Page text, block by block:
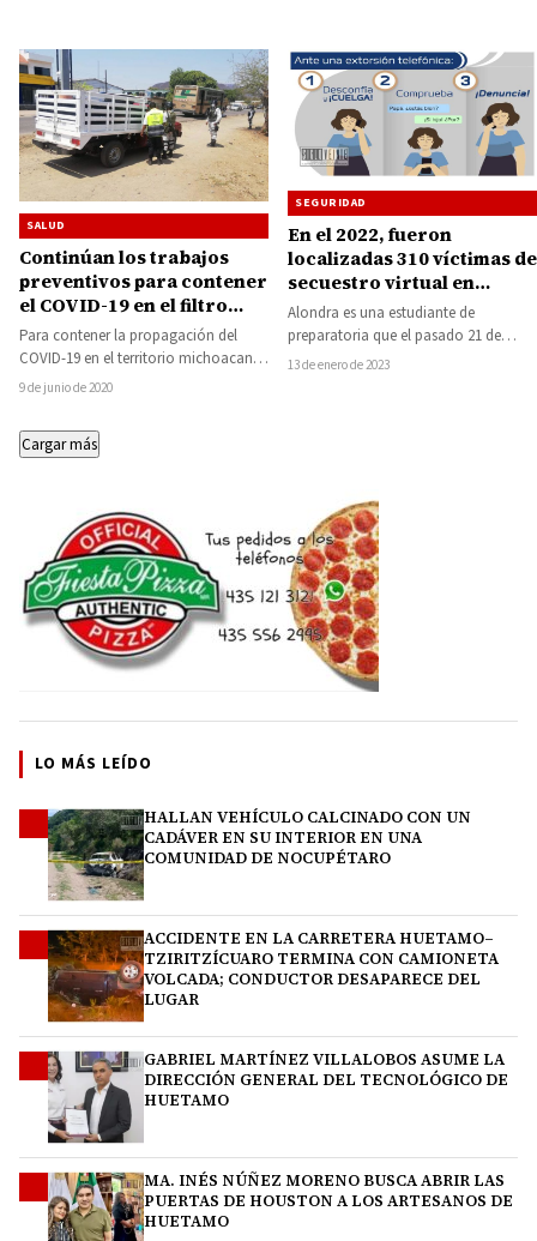
SALUD
Continúan los trabajos
preventivos para contener
el COVID-19 en el filtro
sanitario de Riva Palacio
Para contener la propagación del
COVID-19 en el territorio michoacano,
la Secretaría de Seguridad Pública
9 de junio de 2020
SEGURIDAD
En el 2022, fueron
localizadas 310 víctimas de
secuestro virtual en
Michoacán, se evitó el
pago de más de 63 millones
de pesos por la supuesta
liberación
Alondra es una estudiante de
preparatoria que el pasado 21 de
noviembre, recibió una llamada de un
13 de enero de 2023
Cargar más
LO MÁS LEÍDO
HALLAN VEHÍCULO CALCINADO CON UN
CADÁVER EN SU INTERIOR EN UNA
COMUNIDAD DE NOCUPÉTARO
ACCIDENTE EN LA CARRETERA HUETAMO–
TZIRITZÍCUARO TERMINA CON CAMIONETA
VOLCADA; CONDUCTOR DESAPARECE DEL
LUGAR
GABRIEL MARTÍNEZ VILLALOBOS ASUME LA
DIRECCIÓN GENERAL DEL TECNOLÓGICO DE
HUETAMO
MA. INÉS NÚÑEZ MORENO BUSCA ABRIR LAS
PUERTAS DE HOUSTON A LOS ARTESANOS DE
HUETAMO